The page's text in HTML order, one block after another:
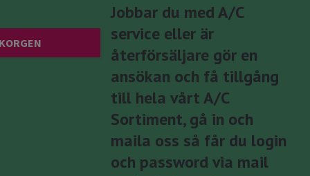
Jobbar du med A/C
service eller är
återförsäljare gör en
ansökan och få tillgång
till hela vårt A/C
Sortiment, gå in och
maila oss så får du login
och password via mail